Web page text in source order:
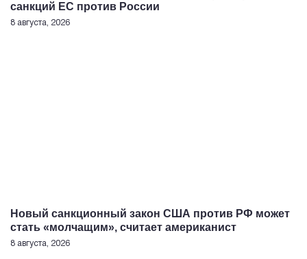
санкций ЕС против России
8 августа, 2026
Новый санкционный закон США против РФ может
стать «молчащим», считает американист
8 августа, 2026